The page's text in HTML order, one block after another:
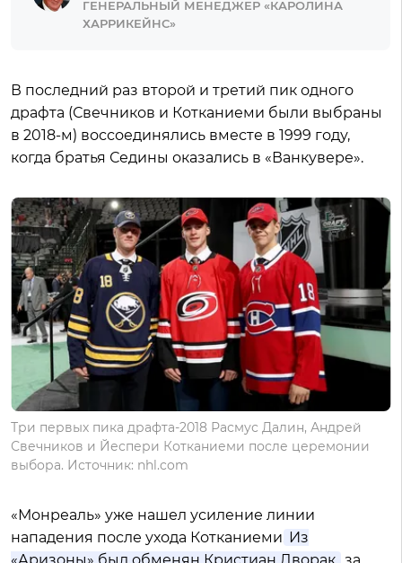
ГЕНЕРАЛЬНЫЙ МЕНЕДЖЕР «КАРОЛИНА
ХАРРИКЕЙНС»
В последний раз второй и третий пик одного
драфта (Свечников и Котканиеми были выбраны
в 2018-м) воссоединялись вместе в 1999 году,
когда братья Седины оказались в «Ванкувере».
Три первых пика драфта-2018 Расмус Далин, Андрей
Свечников и Йеспери Котканиеми после церемонии
выбора. Источник: nhl.com
«Монреаль» уже нашел усиление линии
нападения после ухода Котканиеми. Из